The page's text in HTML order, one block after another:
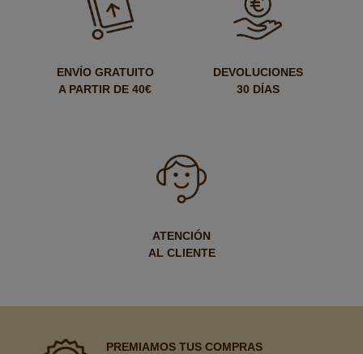
ENVÍO GRATUITO
A PARTIR DE 40€
DEVOLUCIONES
30 DÍAS
ATENCIÓN
AL CLIENTE
PREMIAMOS TUS COMPRAS